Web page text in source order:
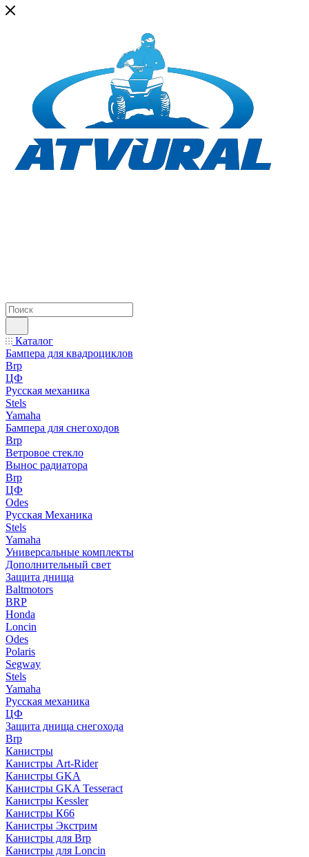
Каталог
Бампера для квадроциклов
Brp
ЦФ
Русская механика
Stels
Yamaha
Бампера для снегоходов
Brp
Ветровое стекло
Вынос радиатора
Brp
ЦФ
Odes
Русская Механика
Stels
Yamaha
Универсальные комплекты
Дополнительный свет
Защита днища
Baltmotors
BRP
Honda
Loncin
Odes
Polaris
Segway
Stels
Yamaha
Русская механика
ЦФ
Защита днища снегохода
Brp
Канистры
Канистры Art-Rider
Канистры GKA
Канистры GKA Tesseract
Канистры Kessler
Канистры К66
Канистры Экстрим
Канистры для Brp
Канистры для Loncin